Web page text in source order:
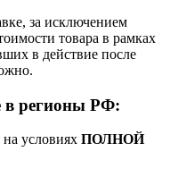
за исключением
товара в рамках
в действие после
в регионы РФ:
условиях ПОЛНОЙ